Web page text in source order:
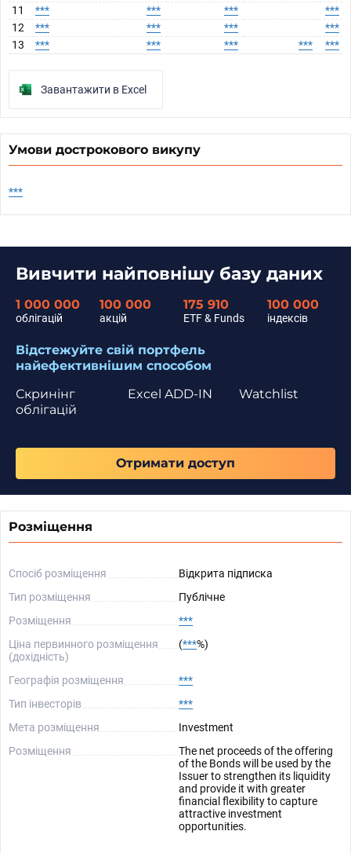
11
*** *** ***
***
12
*** *** ***
***
13
*** *** *** *** ***
Завантажити в Excel
Умови дострокового викупу
***
Вивчити найповнішу базу даних
1 000 000
облігацій
100 000
акцій
175 910
ETF & Funds
100 000
індексів
Відстежуйте свій портфель
найефективнішим способом
Скринінг
облігацій
Watchlist
Excel ADD-IN
Отримати доступ
Розміщення
Спосіб розміщення
Відкрита підписка
Тип розміщення
Публічне
Розміщення
***
Ціна первинного розміщення
(дохідність)
(***%)
Географія розміщення
***
Тип інвесторів
***
Мета розміщення
Investment
Розміщення
The net proceeds of the offering
of the Bonds will be used by the
Issuer to strengthen its liquidity
and provide it with greater
financial flexibility to capture
attractive investment
opportunities.